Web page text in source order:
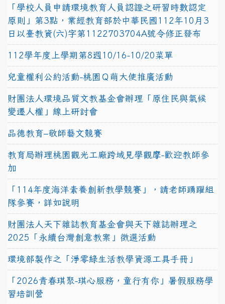
「學校人員申請環境教育人員認證之研習時數認定
原則」第3點，業經教育部於中華民國112年10月3
日以臺教資(六)字第1122703704A號令修正發布
112學年度上學期第8週10/16-10/20菜單
兒童權利公約活動-桃園Ｑ萌大使推廣活動
財團法人環境品質文教基金會辦理「原住民與氣候
變遷人權」線上研討會
品德教育–敬師藝文競賽
教育局辦理桃園觀光工廠跨域見學觀摩-歡迎教師參
加
「114年度海洋素養創新教學競賽」，請老師踴躍組
隊參賽，詳如說明
財團法人天下雜誌教育基金會與天下雜誌辦理之
2025「永續台灣創意教案」徵選活動
環境部製作之「淨零綠生活教學資源工具手冊」
「2026青春琪聚-琪心服務，童行有你」暑假服務學
習培訓營